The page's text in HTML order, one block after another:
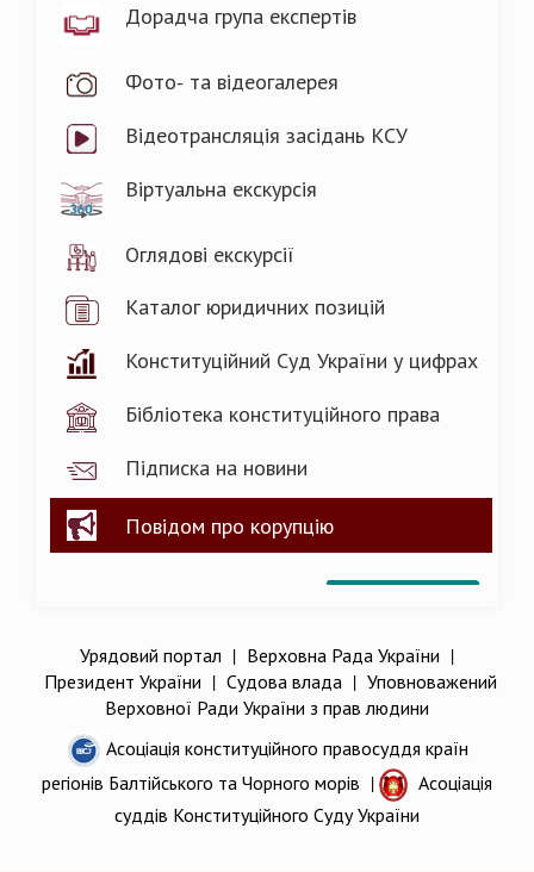
Дорадча група експертів
Фото- та відеогалерея
Відеотрансляція засідань КСУ
Віртуальна екскурсія
Оглядові екскурсії
Каталог юридичних позицій
Конституційний Суд України у цифрах
Бібліотека конституційного права
Підписка на новини
Повідом про корупцію
Урядовий портал | Верховна Рада України |
Президент України | Судова влада| Уповноважений
Верховної Ради України з прав людини
Асоціація конституційного правосуддя країн
регіонів Балтійського та Чорного морів |
Асоціація
суддів Конституційного Суду України